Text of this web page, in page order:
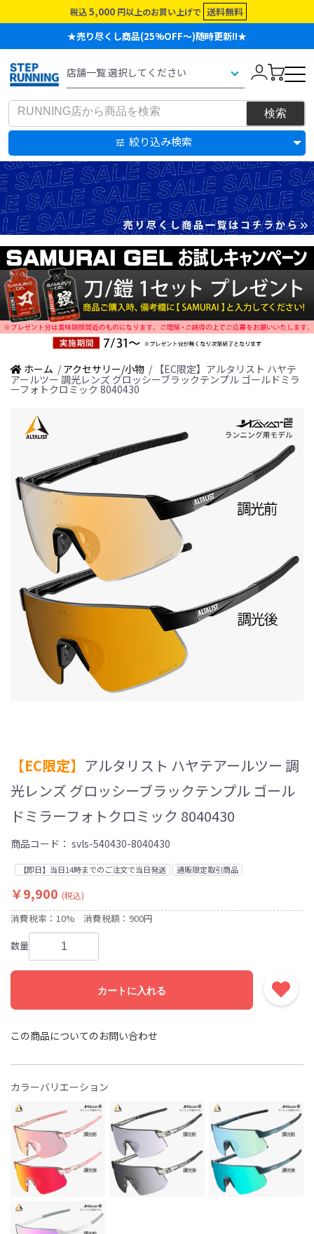
税込 5,000 円以上のお買い上げで 送料無料
★売り尽くし商品(25%OFF～)随時更新!!★
絞り込み検索
ホーム / アクセサリー/小物 / 【EC限定】アルタリスト ハヤテ
アールツー 調光レンズ グロッシーブラックテンプル ゴールドミラ
ーフォトクロミック 8040430
【EC限定】 アルタリスト ハヤテアールツー 調
光レンズ グロッシーブラックテンプル ゴール
ドミラーフォトクロミック 8040430
商品コード： svls-540430-8040430
【即日】当日14時までのご注文で当日発送 通販限定取引商品
￥9,900 (税込)
消費税率：10% 消費税額：900円
数量
カートに入れる
この商品についてのお問い合わせ
カラーバリエーション